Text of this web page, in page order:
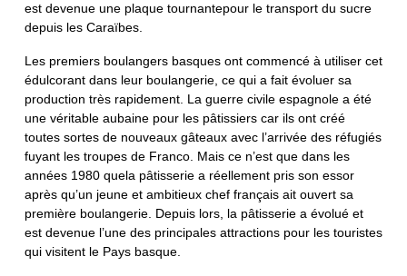
est devenue une plaque tournantepour le transport du sucre
depuis les Caraïbes.
Les premiers boulangers basques ont commencé à utiliser cet
édulcorant dans leur boulangerie, ce qui a fait évoluer sa
production très rapidement. La guerre civile espagnole a été
une véritable aubaine pour les pâtissiers car ils ont créé
toutes sortes de nouveaux gâteaux avec l’arrivée des réfugiés
fuyant les troupes de Franco. Mais ce n’est que dans les
années 1980 quela pâtisserie a réellement pris son essor
après qu’un jeune et ambitieux chef français ait ouvert sa
première boulangerie. Depuis lors, la pâtisserie a évolué et
est devenue l’une des principales attractions pour les touristes
qui visitent le Pays basque.